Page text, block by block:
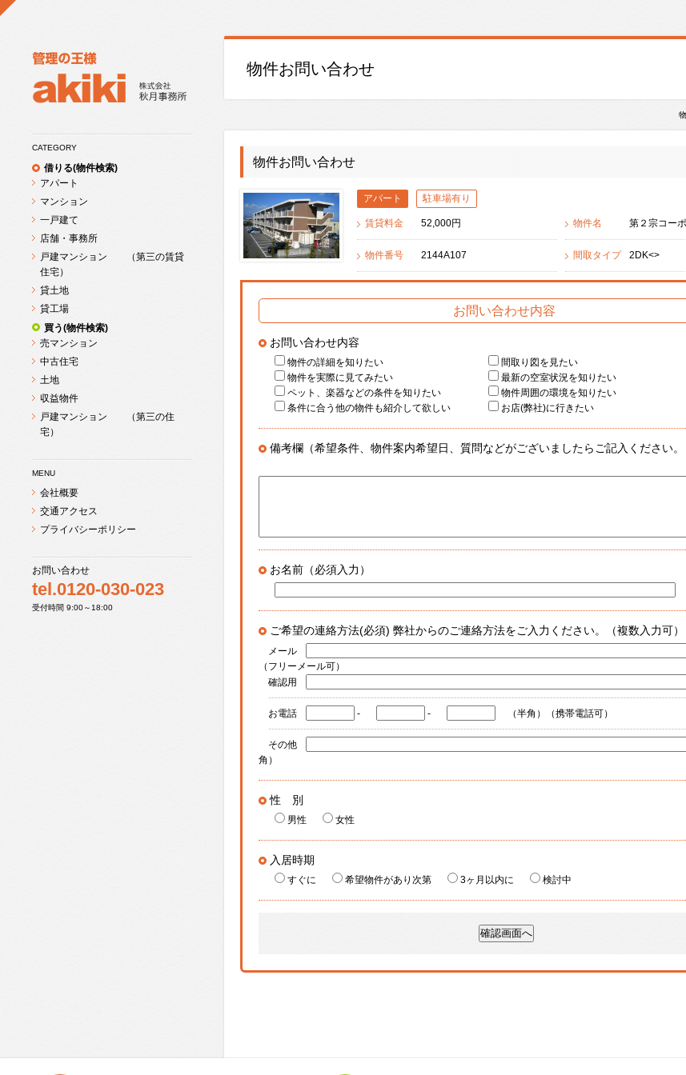
CATEGORY
借りる(物件検索)
アパート
マンション
一戸建て
店舗・事務所
戸建マンション （第三の賃貸
住宅）
貸土地
貸工場
買う(物件検索)
売マンション
中古住宅
土地
収益物件
戸建マンション （第三の住
宅）
MENU
会社概要
交通アクセス
プライバシーポリシー
お問い合わせ
tel.0120-030-023
受付時間 9:00～18:00
物件お問い合わせ
物件お問い合わせ
アパート 駐車場有り
賃貸料金 52,000円 物件名 第２宗コー
物件番号 2144A107 間取タイプ 2DK<>
お問い合わせ内容
お問い合わせ内容
物件の詳細を知りたい
間取り図を見たい
物件を実際に見てみたい
最新の空室状況を知りたい
ペット、楽器などの条件を知りたい
物件周囲の環境を知りたい
条件に合う他の物件も紹介して欲しい
お店(弊社)に行きたい
備考欄（希望条件、物件案内希望日、質問などがございましたらご記入ください。
お名前（必須入力）
ご希望の連絡方法(必須) 弊社からのご連絡方法をご入力ください。（複数入力可）
メール
（フリーメール可）
確認用
お電話
- -
（半角）（携帯電話可）
その他
角）
性 別
男性 女性
入居時期
すぐに 希望物件があり次第 3ヶ月以内に 検討中